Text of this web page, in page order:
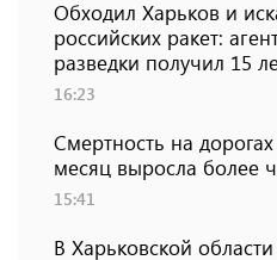
Обходил Харьков и
российских ракет:
разведки получил 15
16:23
Смертность на
месяц выросла более
15:41
В Харьковской